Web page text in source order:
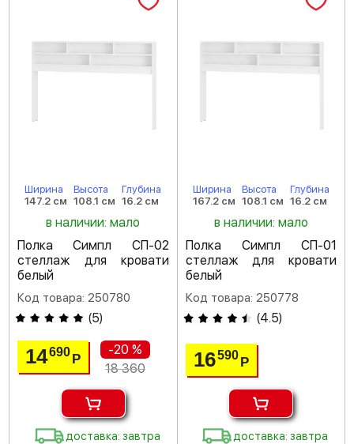
Ширина
147.2 см
Высота
108.1 см
Глубина
16.2 см
в наличии: мало
Полка Симпл СП-02
стеллаж для кровати
белый
Код товара: 250780
(5)
14690Р
-20 %
18 360
доставка: завтра
Ширина
167.2 см
Высота
108.1 см
Глубина
16.2 см
в наличии: мало
Полка Симпл СП-01
стеллаж для кровати
белый
Код товара: 250778
(4.5)
16590 Р
доставка: завтра